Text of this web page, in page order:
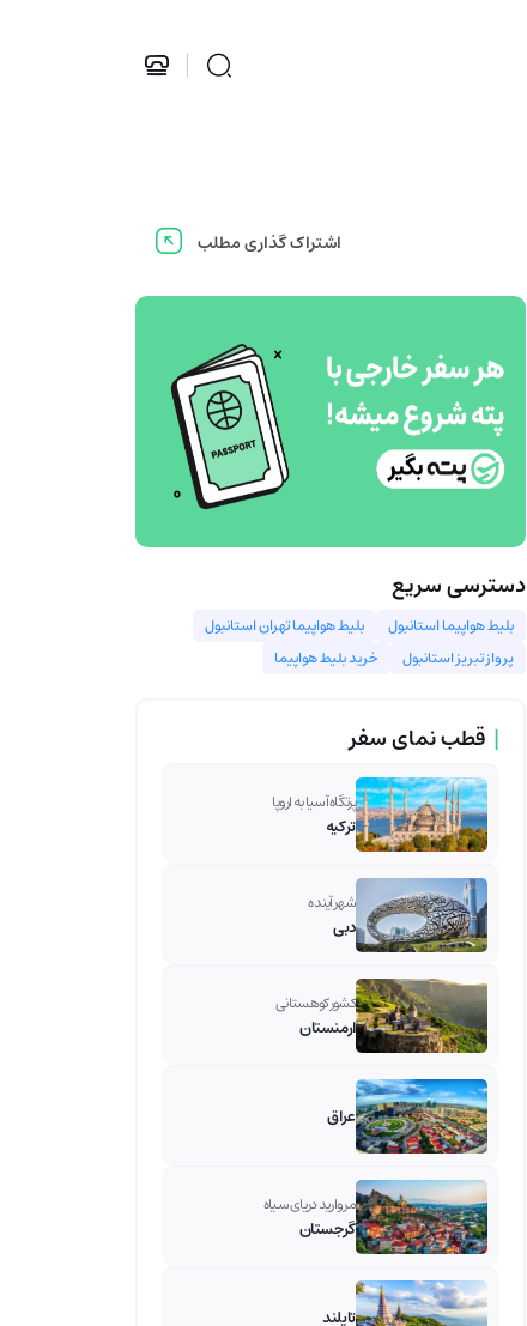
اشتراک گذاری مطلب
دسترسی سریع
بلیط هواپیما استانبول
بلیط هواپیما تهران استانبول
پرواز تبریز استانبول
خرید بلیط هواپیما
| قطب نمای سفر
پرتگاه آسیا به اروپا
ترکیه
شهر آینده
دبی
کشور کوهستانی
ارمنستان
عراق
مروارید دریای سیاه
گرجستان
تایلند